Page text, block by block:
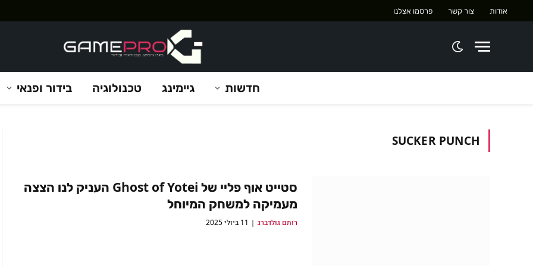
אודות צור קשר פרסמו אצלנו
חדשות גיימינג טכנולוגיה בידור ופנאי
SUCKER PUNCH
סטייט אוף פליי של Ghost of Yotei העניק לנו הצצה
מעמיקה למשחק המיוחל
רותם גולדברג 11 ביולי 2025